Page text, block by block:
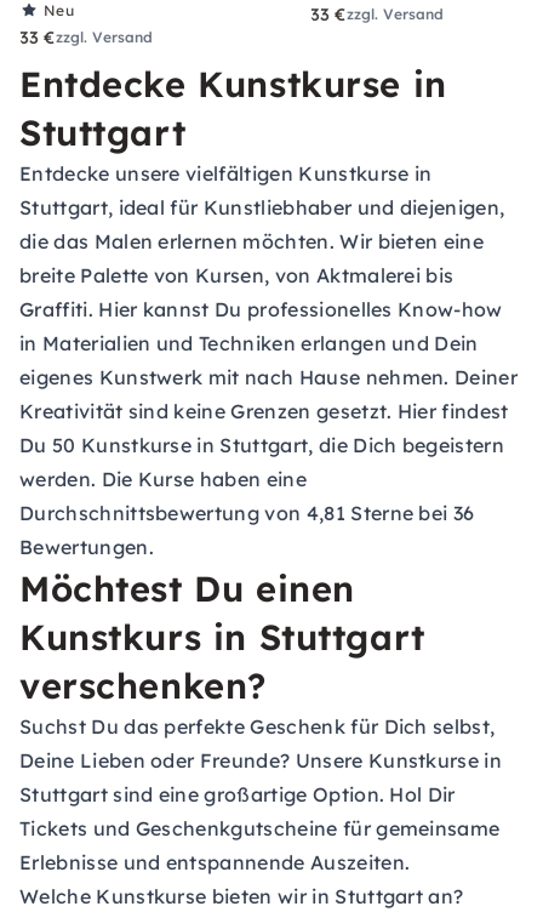
Neu
33 €zzgl. Versand
33 €zzgl. Versand
Entdecke Kunstkurse in
Stuttgart
Entdecke unsere vielfältigen Kunstkurse in
Stuttgart, ideal für Kunstliebhaber und diejenigen,
die das Malen erlernen möchten. Wir bieten eine
breite Palette von Kursen, von Aktmalerei bis
Graffiti. Hier kannst Du professionelles Know-how
in Materialien und Techniken erlangen und Dein
eigenes Kunstwerk mit nach Hause nehmen. Deiner
Kreativität sind keine Grenzen gesetzt. Hier findest
Du 50 Kunstkurse in Stuttgart, die Dich begeistern
werden. Die Kurse haben eine
Durchschnittsbewertung von 4,81 Sterne bei 36
Bewertungen.
Möchtest Du einen
Kunstkurs in Stuttgart
verschenken?
Suchst Du das perfekte Geschenk für Dich selbst,
Deine Lieben oder Freunde? Unsere Kunstkurse in
Stuttgart sind eine großartige Option. Hol Dir
Tickets und Geschenkgutscheine für gemeinsame
Erlebnisse und entspannende Auszeiten.
Welche Kunstkurse bieten wir in Stuttgart an?